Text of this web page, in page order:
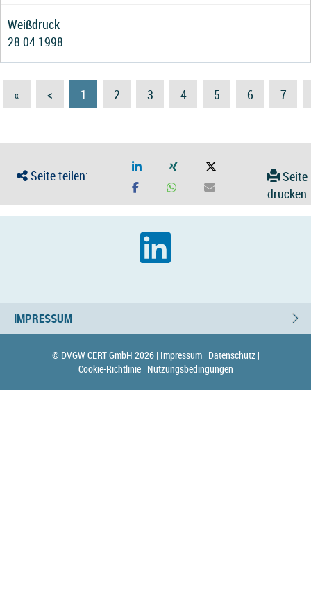
Weißdruck
28.04.1998
« < 1 2 3 4 5 6 7
Seite teilen:
Seite
drucken
IMPRESSUM
© DVGW CERT GmbH 2026 | Impressum | Datenschutz |
Cookie-Richtlinie | Nutzungsbedingungen